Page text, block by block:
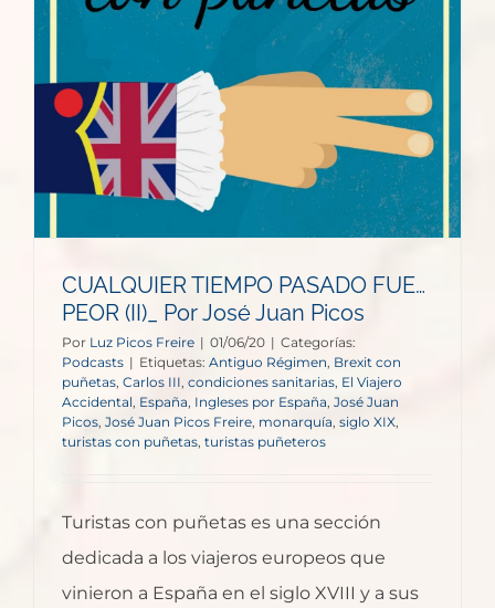
CUALQUIER TIEMPO PASADO FUE…
PEOR (II)_ Por José Juan Picos
Por Luz Picos Freire | 01/06/20 | Categorías:
Podcasts | Etiquetas: Antiguo Régimen, Brexit con
puñetas Carlos III condiciones sanitarias, El Viajero
Accidental, España Ingleses por España, José Juan
Picos, José Juan Picos Freire monarquía siglo XIX
turistas con puñetas, turistas puñeteros
Turistas con puñetas es una sección
dedicada a los viajeros europeos que
vinieron a España en el siglo XVIII y a sus